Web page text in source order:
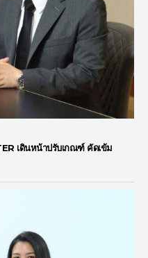
เดินหน้าปรับเกณฑ์ คัดเข้ม